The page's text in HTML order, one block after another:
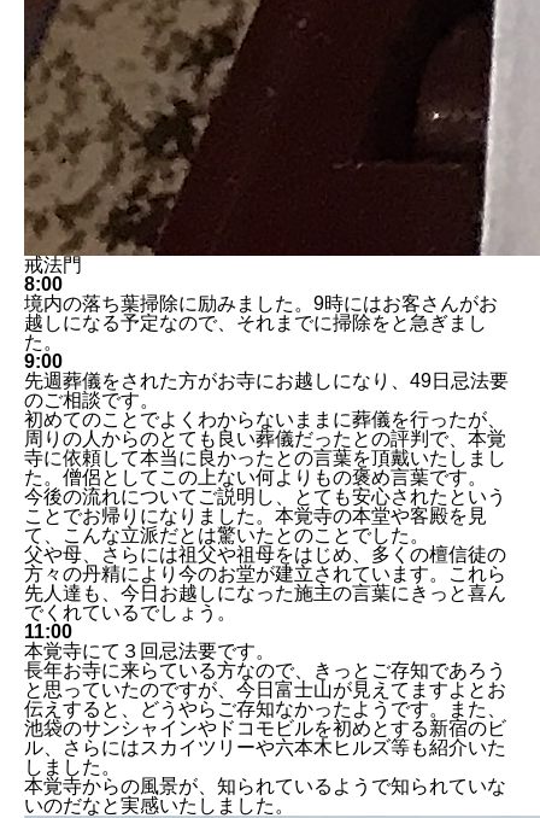
戒法門
8:00
境内の落ち葉掃除に励みました。9時にはお客さんがお
越しになる予定なので、それまでに掃除をと急ぎまし
た。
9:00
先週葬儀をされた方がお寺にお越しになり、49日忌法要
のご相談です。
初めてのことでよくわからないままに葬儀を行ったが、
周りの人からのとても良い葬儀だったとの評判で、本覚
寺に依頼して本当に良かったとの言葉を頂戴いたしまし
た。僧侶としてこの上ない何よりもの褒め言葉です。
今後の流れについてご説明し、とても安心されたという
ことでお帰りになりました。本覚寺の本堂や客殿を見
て、こんな立派だとは驚いたとのことでした。
父や母、さらには祖父や祖母をはじめ、多くの檀信徒の
方々の丹精により今のお堂が建立されています。これら
先人達も、今日お越しになった施主の言葉にきっと喜ん
でくれているでしょう。
11:00
本覚寺にて３回忌法要です。
長年お寺に来らている方なので、きっとご存知であろう
と思っていたのですが、今日富士山が見えてますよとお
伝えすると、どうやらご存知なかったようです。また、
池袋のサンシャインやドコモビルを初めとする新宿のビ
ル、さらにはスカイツリーや六本木ヒルズ等も紹介いた
しました。
本覚寺からの風景が、知られているようで知られていな
いのだなと実感いたしました。